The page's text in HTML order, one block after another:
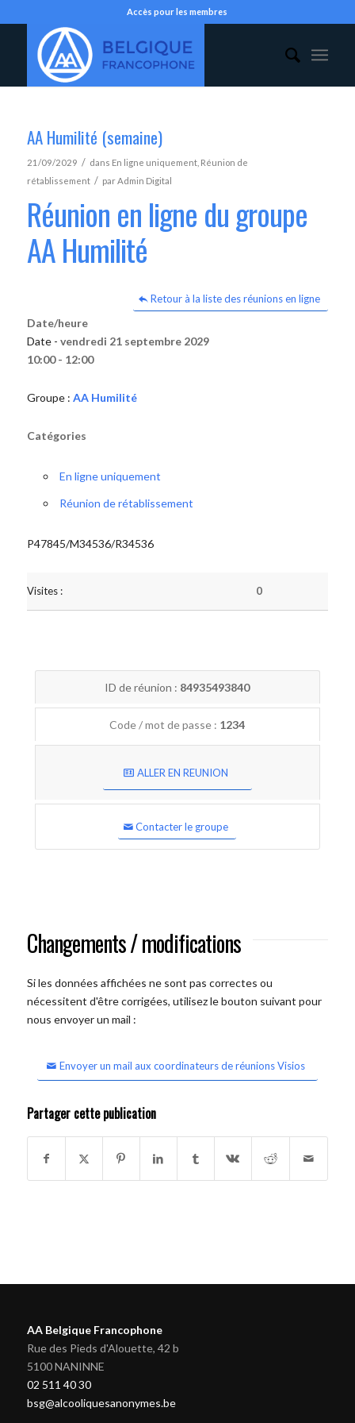
Accès pour les membres
AA Humilité (semaine)
21/09/2029 / dans En ligne uniquement, Réunion de
rétablissement / parAdmin Digital
Réunion en ligne du groupe
AA Humilité
Retour à la liste des réunions en ligne
Date/heure
Date - vendredi 21 septembre 2029
10:00 - 12:00
Groupe : AA Humilité
Catégories
En ligne uniquement
Réunion de rétablissement
P47845/M34536/R34536
Visites : 0
ID de réunion : 84935493840
Code / mot de passe : 1234
ALLER EN REUNION
Contacter le groupe
Changements / modifications
Si les données affichées ne sont pas correctes ou
nécessitent d'être corrigées, utilisez le bouton suivant pour
nous envoyer un mail :
Envoyer un mail aux coordinateurs de réunions Visios
Partager cette publication
AA Belgique Francophone
Rue des Pieds d'Alouette, 42 b
5100 NANINNE
02 511 40 30
bsg@alcooliquesanonymes.be